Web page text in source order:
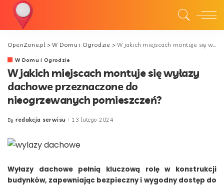
OpenZone.pl>W Domu i Ogrodzie >W jakich miejscach montuje się wyłazy dachowe przeznaczone do nieogrzewanych pomieszczeń?
W Domu i Ogrodzie
W jakich miejscach montuje się wyłazy
dachowe przeznaczone do
nieogrzewanych pomieszczeń?
Posted
By redakcja serwisu 13 lutego 2024
Wyłazy dachowe pełnią kluczową rolę w konstrukcji
budynków, zapewniając bezpieczny i wygodny dostęp do